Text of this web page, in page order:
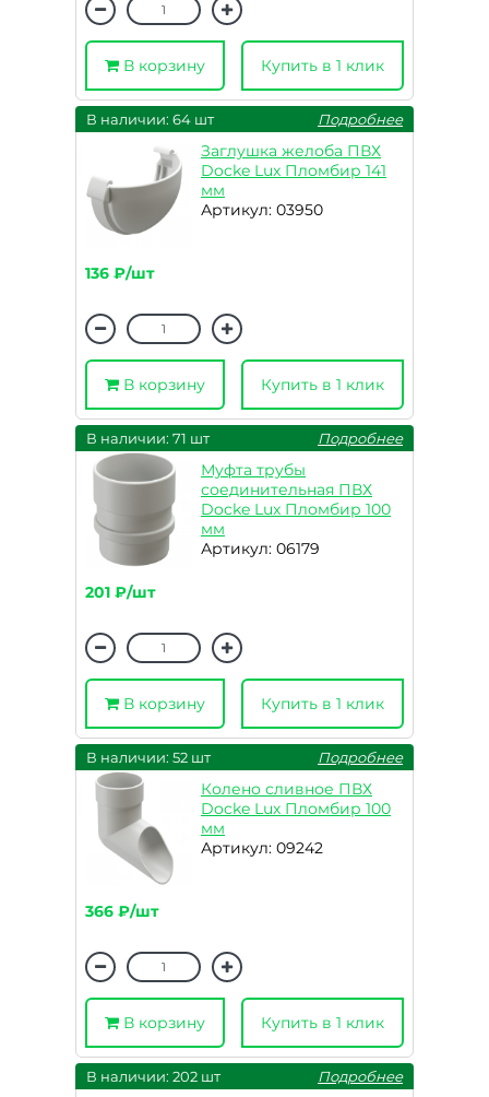
В корзину Купить в 1 клик
В наличии: 64 шт Подробнее
Заглушка желоба ПВХ
Docke Lux Пломбир 141
мм
Артикул: 03950
136 ₽/шт
В корзину Купить в 1 клик
В наличии: 71 шт Подробнее
Муфта трубы
соединительная ПВХ
Docke Lux Пломбир 100
мм
Артикул: 06179
201 ₽/шт
В корзину Купить в 1 клик
В наличии: 52 шт Подробнее
Колено сливное ПВХ
Docke Lux Пломбир 100
мм
Артикул: 09242
366 ₽/шт
В корзину Купить в 1 клик
В наличии: 202 шт Подробнее